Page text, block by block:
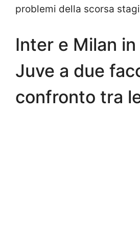
problemi della scorsa
Inter e Milan in
Juve a due
confronto tra